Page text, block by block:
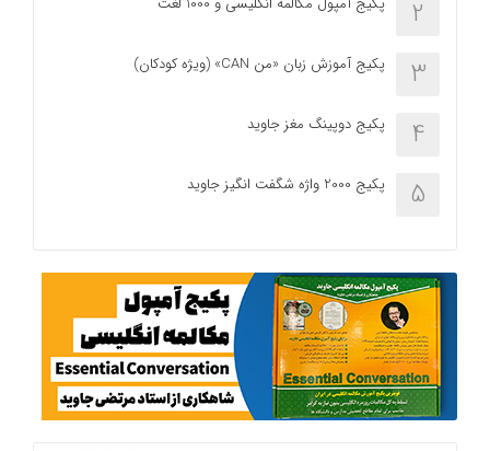
2
3 پکیج آموزش زبان «من CAN» (ویژه کودکان)
4 پکیج دوپینگ مغز جاوید
5 پکیج 2000 واژه شگفت انگیز جاوید